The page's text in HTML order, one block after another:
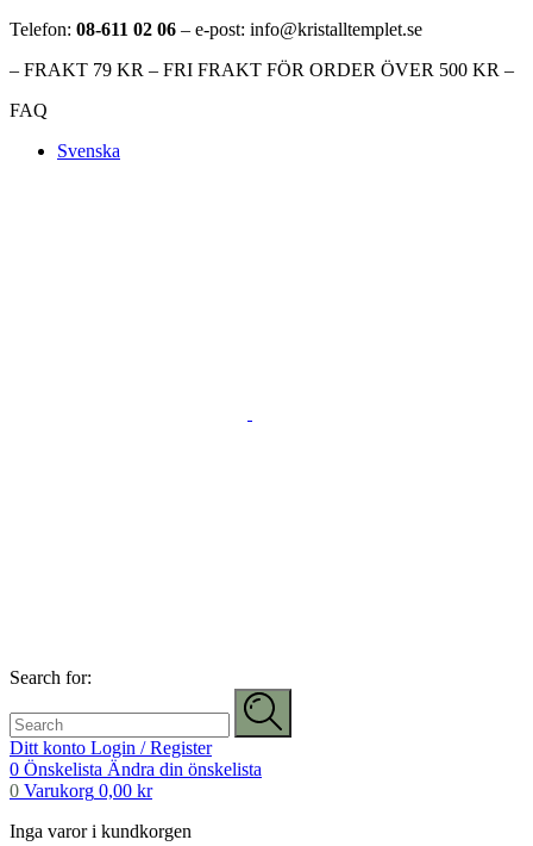
Telefon: 08-611 02 06 – e-post: info@kristalltemplet.se
– FRAKT 79 KR – FRI FRAKT FÖR ORDER ÖVER 500 KR –
FAQ
Svenska
Search for:
Ditt konto Login / Register
0 Önskelista Ändra din önskelista
0 Varukorg 0,00 kr
Inga varor i kundkorgen